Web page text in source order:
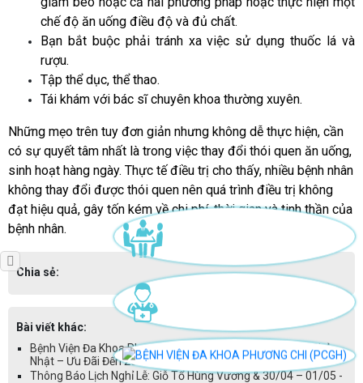
chế độ ăn uống điều độ và đủ chất.
Bạn bắt buộc phải tránh xa việc sử dụng thuốc lá và
rượu.
Tập thể dục, thể thao.
Tái khám với bác sĩ chuyên khoa thường xuyên.
Những mẹo trên tuy đơn giản nhưng không dễ thực hiện, cần
có sự quyết tâm nhất là trong việc thay đổi thói quen ăn uống,
sinh hoạt hàng ngày. Thực tế điều trị cho thấy, nhiều bệnh nhân
không thay đổi được thói quen nên quá trình điều trị không
đạt hiệu quả, gây tốn kém về chi phí, thời gian và tinh thần của
bệnh nhân.
Chia sẻ:
Bài viết khác:
Bệnh Viện Đa Khoa Phương Chi Chính Thức Khám Sáng Chủ
Nhật – Ưu Đãi Đến 20% Chi Phí - 14/03/2026
Thông Báo Lịch Nghỉ Lễ: Giỗ Tổ Hùng Vương & 30/04 – 01/05 -